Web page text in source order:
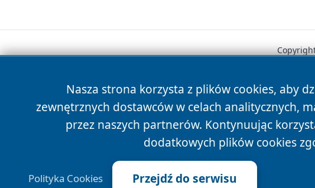
Nasza strona korzysta z plików cookies, aby
zewnętrznych dostawców w celach analitycznych,
przez naszych partnerów. Kontynuując
dodatkowych plików cookies
Polityka Cookies Przejdź do serwisu
News